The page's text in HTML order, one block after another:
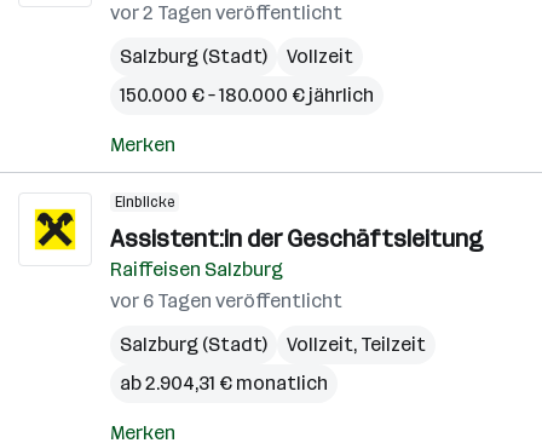
vor 2 Tagen veröffentlicht
Salzburg (Stadt)
Vollzeit
150.000 € – 180.000 € jährlich
Merken
Einblicke
Assistent:in der Geschäftsleitung
Raiffeisen Salzburg
vor 6 Tagen veröffentlicht
Salzburg (Stadt)
Vollzeit, Teilzeit
ab 2.904,31 € monatlich
Merken